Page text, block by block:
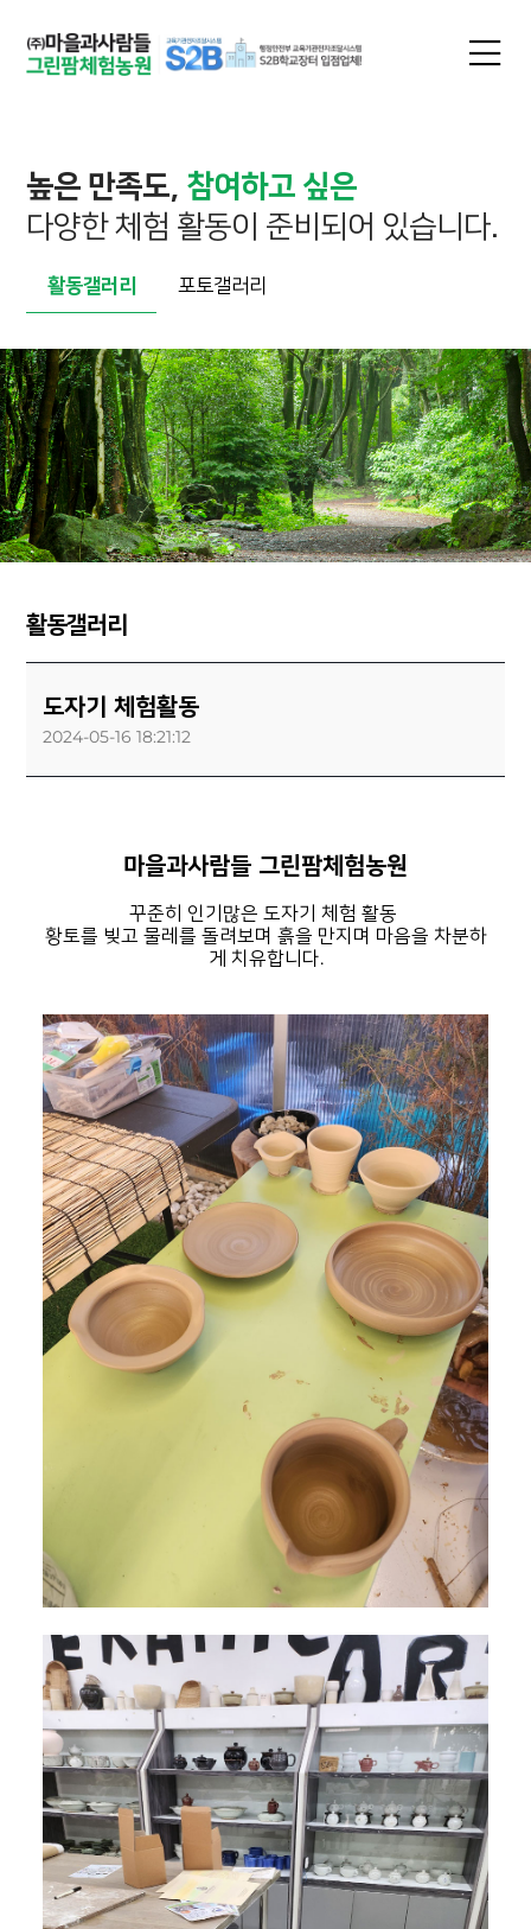
높은 만족도, 참여하고 싶은
다양한 체험 활동이 준비되어 있습니다.
활동갤러리 포토갤러리
활동갤러리
도자기 체험활동
2024-05-16 18:21:12
마을과사람들 그린팜체험농원
꾸준히 인기많은 도자기 체험 활동
황토를 빚고 물레를 돌려보며 흙을 만지며 마음을 차분하
게 치유합니다.